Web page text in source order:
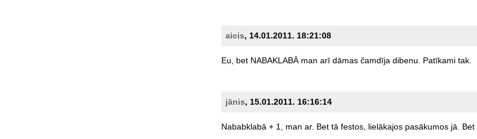
aicis, 14.01.2011. 18:21:08
Eu, bet NABAKLABĀ man arī dāmas čamdīja dibenu. Patīkami tak.
jānis, 15.01.2011. 16:16:14
Nababklabā + 1, man ar. Bet tā festos, lielākajos pasākumos jā. Bet